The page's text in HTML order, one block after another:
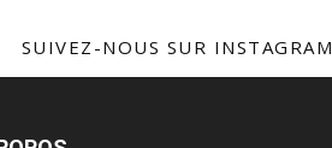
SUIVEZ-NOUS SUR INSTAGRAM